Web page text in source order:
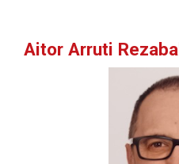
Aitor Arruti Rezabal